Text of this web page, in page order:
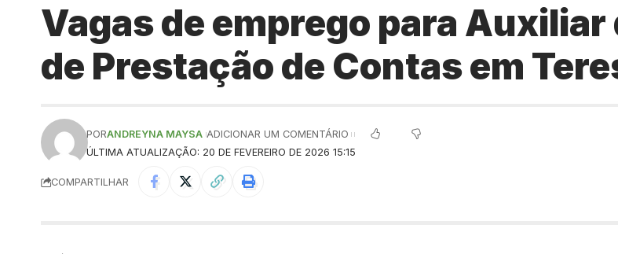
Vagas de emprego para
de Prestação de Contas em
ÚLTIMA ATUALIZAÇÃO: 20 DE FEVEREIRO DE 2026 15:15
PORANDREYNA MAYSA ADICIONAR UM COMENTÁRIO
COMPARTILHAR